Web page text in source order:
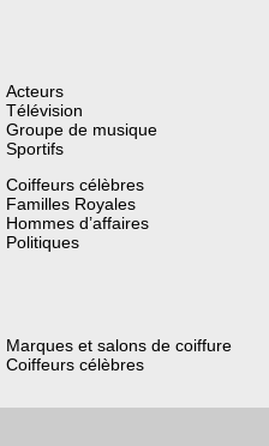
Acteurs
Télévision
Groupe de musique
Sportifs
Coiffeurs célèbres
Familles Royales
Hommes d’affaires
Politiques
Marques et salons de coiffure
Coiffeurs célèbres